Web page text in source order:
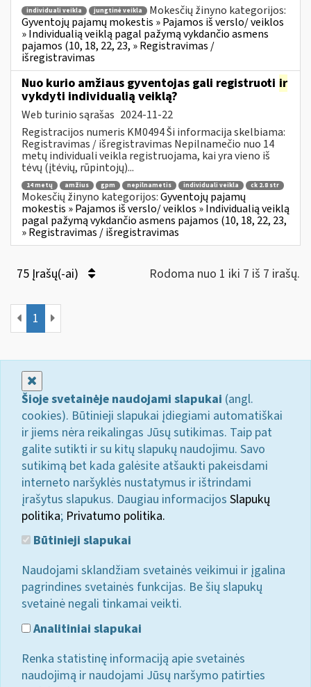
individuali veikla jungtinė veikla
Mokesčių žinyno kategorijos:
Gyventojų pajamų mokestis » Pajamos iš verslo/ veiklos
» Individualią veiklą pagal pažymą vykdančio asmens
pajamos (10, 18, 22, 23, » Registravimas /
išregistravimas
Nuo kurio amžiaus gyventojas gali registruoti ir
vykdyti individualią veiklą?
Web turinio sąrašas 2024-11-22
Registracijos numeris KM0494 Ši informacija skelbiama:
Registravimas / išregistravimas Nepilnamečio nuo 14
metų individuali veikla registruojama, kai yra vieno iš
tėvų (įtėvių, rūpintojų)...
14 metų amžius gpm nepilnametis individuali veikla ck 2.8 str
Mokesčių žinyno kategorijos:Gyventojų pajamų
mokestis » Pajamos iš verslo/ veiklos » Individualią veiklą
pagal pažymą vykdančio asmens pajamos (10, 18, 22, 23,
» Registravimas / išregistravimas
75 Įrašų(-ai) Rodoma nuo 1 iki 7 iš 7 irašų.
1
Šioje svetainėje naudojami slapukai (angl.
cookies). Būtinieji slapukai įdiegiami automatiškai
ir jiems nėra reikalingas Jūsų sutikimas. Taip pat
galite sutikti ir su kitų slapukų naudojimu. Savo
sutikimą bet kada galėsite atšaukti pakeisdami
interneto naršyklės nustatymus ir ištrindami
įrašytus slapukus. Daugiau informacijos Slapukų
politika; Privatumo politika.
Būtinieji slapukai
Naudojami sklandžiam svetainės veikimui ir įgalina
pagrindines svetainės funkcijas. Be šių slapukų
svetainė negali tinkamai veikti.
Analitiniai slapukai
Renka statistinę informaciją apie svetainės
naudojimą ir naudojami Jūsų naršymo patirties